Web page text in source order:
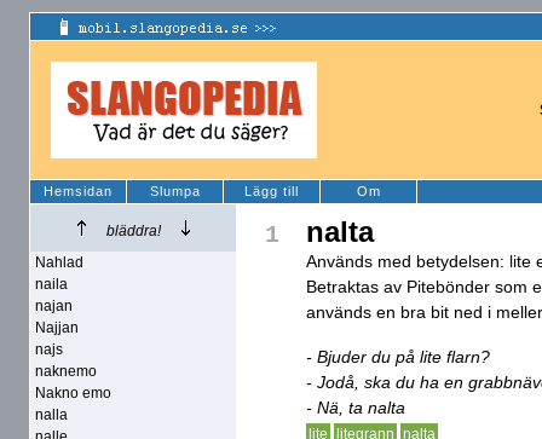
Hemsidan Slumpa Lägg till Om
bläddra!
Nahlad
naila
najan
Najjan
najs
naknemo
Nakno emo
nalla
1 nalta
Används med betydelsen: lite
Betraktas av Pitebönder som
används en bra bit ned i
- Bjuder du på lite flarn?
- Jodå, ska du ha en
- Nä, ta nalta
lite litegrann nalta